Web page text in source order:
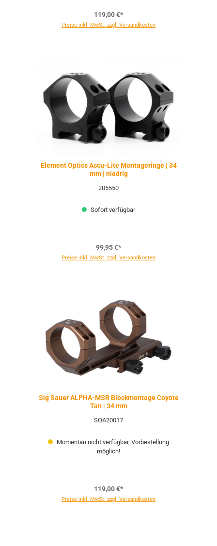
119,00 €*
Preise inkl. MwSt. zzgl. Versandkosten
Element Optics Accu-Lite Montageringe | 34
mm | niedrig
205550
Sofort verfügbar
99,95 €*
Preise inkl. MwSt. zzgl. Versandkosten
Sig Sauer ALPHA-MSR Blockmontage Coyote
Tan | 34 mm
SOA20017
Momentan nicht verfügbar, Vorbestellung
möglich!
119,00 €*
Preise inkl. MwSt. zzgl. Versandkosten